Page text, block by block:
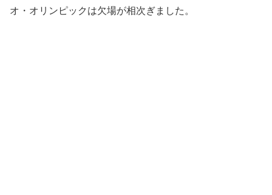
オ・オリンピックは欠場が相次ぎました。